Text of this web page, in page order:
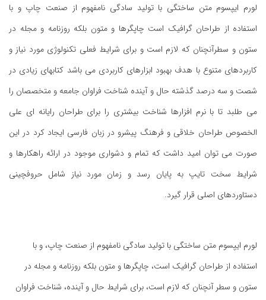
لورم ایپسوم متن ساختگی با تولید سادگی نامفهوم از صنعت چاپ و با
استفاده از طراحان گرافیک است چاپگرها و متون بلکه روزنامه و مجله در
ستون و سطرآنچنان که لازم است و برای شرایط فعلی تکنولوژی مورد نیاز و
کاربردهای متنوع با هدف بهبود ابزارهای کاربردی می باشد کتابهای زیادی در
شصت و سه درصد گذشته حال و آینده شناخت فراوان جامعه و متخصصان را
می طلبد تا با نرم افزارها شناخت بیشتری را برای طراحان رایانه ای علی
الخصوص طراحان خلاقی و فرهنگ پیشرو در زبان فارسی ایجاد کرد در این
صورت می توان امید داشت که تمام و دشواری موجود در ارائه راهکارها و
شرایط سخت تایپ به پایان رسد و زمان مورد نیاز شامل حروفچینی
دستاوردهای اصلی قرار گیرد.
لورم ایپسوم متن ساختگی با تولید سادگی نامفهوم از صنعت چاپ، و با
استفاده از طراحان گرافیک است، چاپگرها و متون بلکه روزنامه و مجله در
ستون و سطر آنچنان که لازم است، برای شرایط حال و آینده، شناخت فراوان